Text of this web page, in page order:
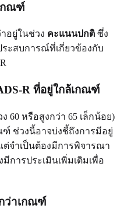
กณฑ์
อยู่ในช่วง คะแนนปกติ ซึ่ง
ะสบการณ์ที่เกี่ยวข้องกับ
R ที่อยู่ใกล้เกณฑ์
60 หรือสูงกว่า 65 เล็กน้อย)
ช่วงนี้อาจบ่งชี้ถึงการมีอยู่
ต่จำเป็นต้องมีการพิจารณา
การประเมินเพิ่มเติมเพื่อ
ว่าเกณฑ์